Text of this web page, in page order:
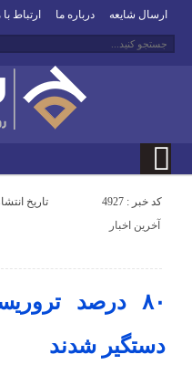
ارسال شایعه درباره ما ارتباط با
کد خبر : 4927 تاریخ انتشار :
آخرین اخبار
۸۰ درصد
دستگیر شدند‌‌